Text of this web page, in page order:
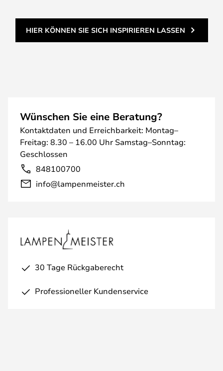
HIER KÖNNEN SIE SICH INSPIRIEREN LASSEN
Wünschen Sie eine Beratung?
Kontaktdaten und Erreichbarkeit: Montag–
Freitag: 8.30 – 16.00 Uhr Samstag–Sonntag:
Geschlossen
848100700
info@lampenmeister.ch
30 Tage Rückgaberecht
Professioneller Kundenservice